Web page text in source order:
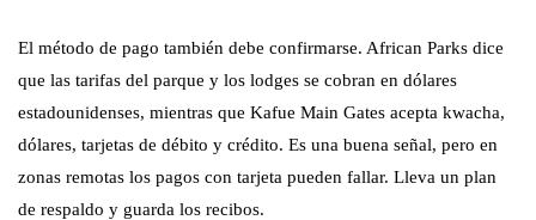
El método de pago también debe confirmarse. African Parks dice
que las tarifas del parque y los lodges se cobran en dólares
estadounidenses, mientras que Kafue Main Gates acepta kwacha,
dólares, tarjetas de débito y crédito. Es una buena señal, pero en
zonas remotas los pagos con tarjeta pueden fallar. Lleva un plan
de respaldo y guarda los recibos.